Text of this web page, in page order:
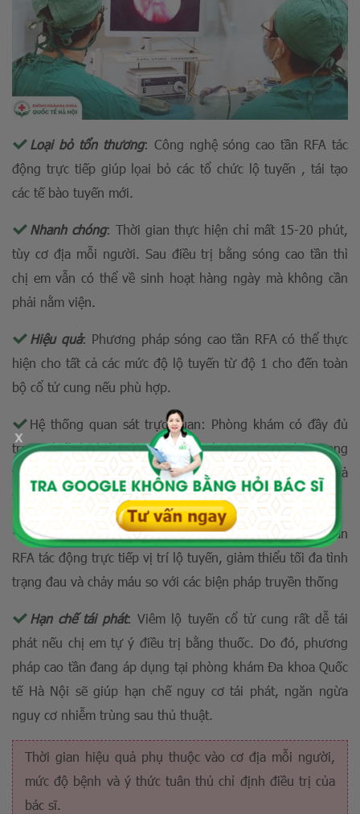
Loại bỏ tổn thương: Công nghệ sóng cao tần RFA tác
động trực tiếp giúp lọai bỏ các tổ chức lộ tuyến , tái tạo
các tế bào tuyến mới.
Nhanh chóng: Thời gian thực hiện chỉ mất 15-20 phút,
tùy cơ địa mỗi người. Sau điều trị bằng sóng cao tần thì
chị em vẫn có thể về sinh hoạt hàng ngày mà không cần
phải nằm viện.
Hiệu quả: Phương pháp sóng cao tần RFA có thể thực
hiện cho tất cả các mức độ lộ tuyến từ độ 1 cho đến toàn
bộ cổ tử cung nếu phù hợp.
Hệ thống quan sát trực quan: Phòng khám có đầy đủ
trang thiết bị hiện đại để quan sát trực quan tình trạng
viêm lộ tuyến, từ đó giúp điều trị bệnh chính xác, hiệu quả
và không để lại sẹo.
Kỹ thuật xâm lấn tối thiểu: Công nghệ sóng cao tần
RFA tác động trực tiếp vị trí lộ tuyến, giảm thiểu tối đa tình
trạng đau và chảy máu so với các biện pháp truyền thống
Hạn chế tái phát: Viêm lộ tuyến cổ tử cung rất dễ tái
phát nếu chị em tự ý điều trị bằng thuốc. Do đó, phương
pháp cao tần đang áp dụng tại phòng khám Đa khoa Quốc
tế Hà Nội sẽ giúp hạn chế nguy cơ tái phát, ngăn ngừa
nguy cơ nhiễm trùng sau thủ thuật.
Thời gian hiệu quả phụ thuộc vào cơ địa mỗi người,
mức độ bệnh và ý thức tuân thủ chỉ định điều trị của
bác sĩ.
x